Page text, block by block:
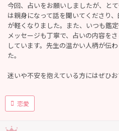
今回、占いをお願いしましたが、と
は親身になって話を聞いてくださり
が軽くなりました。また、いつも鑑
メッセージも丁寧で、占いの内容を
しています。先生の温かい人柄が伝
た。
迷いや不安を抱えている方にはぜひ
恋愛